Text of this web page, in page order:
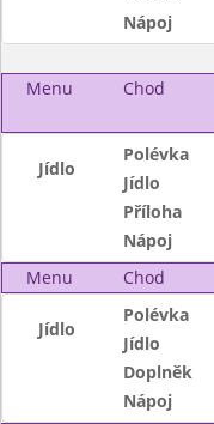
Nápoj
Menu Chod
Jídlo
Polévka
Jídlo
Příloha
Nápoj
Menu
Chod
Jídlo
Polévka
Jídlo
Doplněk
Nápoj